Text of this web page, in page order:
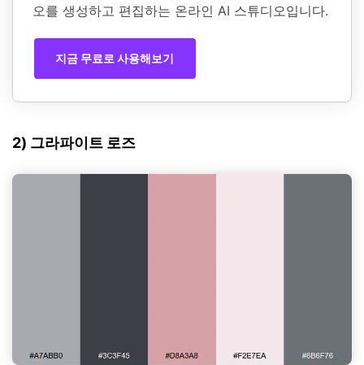
오를 생성하고 편집하는 온라인 AI 스튜디오입니다.
지금 무료로 사용해보기
2) 그라파이트 로즈